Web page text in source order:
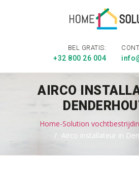
BEL GRATIS:
+32 800 26 004
AIRCO
Home-Solution
Airco installateur in